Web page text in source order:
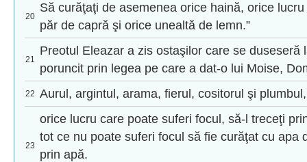
20
Să curăţaţi de asemenea orice haină, orice
păr de capră şi orice unealtă de lemn.”
21
Preotul Eleazar a zis ostaşilor care se duseseră
poruncit prin legea pe care a dat-o lui Moise,
22 Aurul, argintul, arama, fierul, cositorul şi plumbul,
23
orice lucru care poate suferi focul, să-l treceţi
tot ce nu poate suferi focul să fie curăţat cu apa
prin apă.